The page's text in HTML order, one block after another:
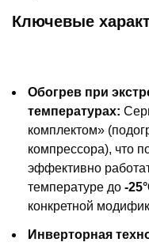
Ключевые
Обогрев при
температурах:
комплектом»
компрессора), что
эффективно
температуре до -
конкретной
Инверторная